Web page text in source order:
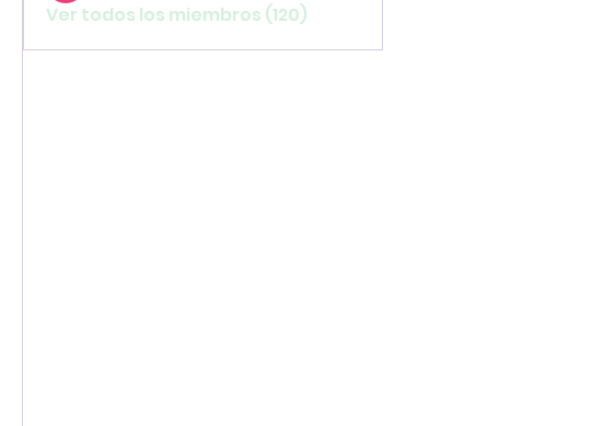
Ver todos los miembros (120)